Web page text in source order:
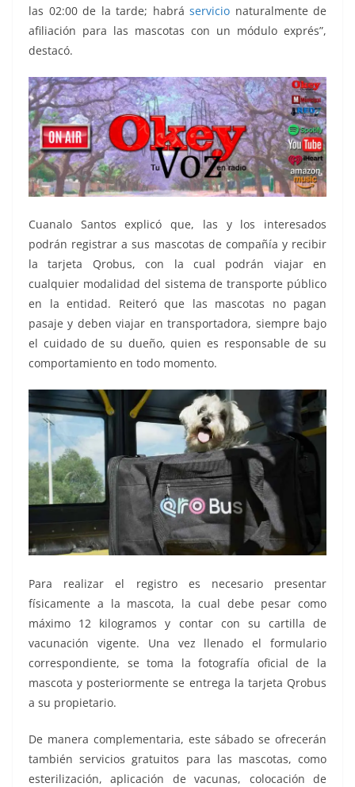
las 02:00 de la tarde; habrá servicio naturalmente de
afiliación para las mascotas con un módulo exprés”,
destacó.
Cuanalo Santos explicó que, las y los interesados
podrán registrar a sus mascotas de compañía y recibir
la tarjeta Qrobus, con la cual podrán viajar en
cualquier modalidad del sistema de transporte público
en la entidad. Reiteró que las mascotas no pagan
pasaje y deben viajar en transportadora, siempre bajo
el cuidado de su dueño, quien es responsable de su
comportamiento en todo momento.
Para realizar el registro es necesario presentar
físicamente a la mascota, la cual debe pesar como
máximo 12 kilogramos y contar con su cartilla de
vacunación vigente. Una vez llenado el formulario
correspondiente, se toma la fotografía oficial de la
mascota y posteriormente se entrega la tarjeta Qrobus
a su propietario.
De manera complementaria, este sábado se ofrecerán
también servicios gratuitos para las mascotas, como
esterilización, aplicación de vacunas, colocación de